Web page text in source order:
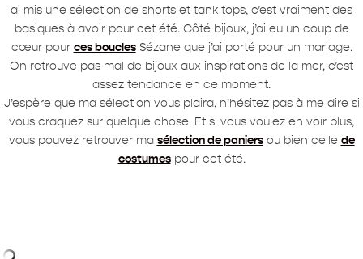
ai mis une sélection de shorts et tank tops, c’est vraiment des
basiques à avoir pour cet été. Côté bijoux, j’ai eu un coup de
cœur pour ces bouclesSézane que j’ai porté pour un mariage.
On retrouve pas mal de bijoux aux inspirations de la mer, c’est
assez tendance en ce moment.
J’espère que ma sélection vous plaira, n’hésitez pas à me dire si
vous craquez sur quelque chose. Et si vous voulez en voir plus,
vous pouvez retrouver ma sélection de paniersou bien celle de
costumespour cet été.